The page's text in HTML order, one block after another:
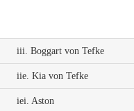
iii. Boggart von Tefke
iie. Kia von Tefke
iei. Aston